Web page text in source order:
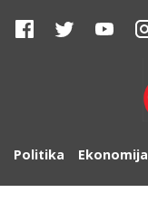
Politika Ekonomija